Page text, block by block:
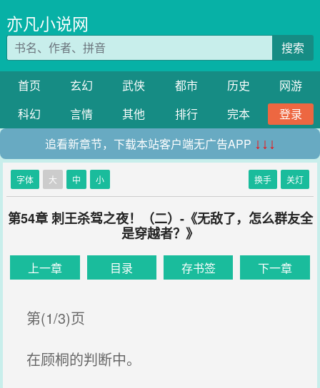
亦凡小说网
搜索
首页 玄幻 武侠 都市 历史
网游
科幻
言情 其他 排行 完本
登录
追看新章节，下载本站客户端无广告APP ↓↓↓
字体 大 中 小 换手 关灯
第54章 刺王杀驾之夜！（二）-《无敌了，怎么群友全
是穿越者？》
上一章 目录 存书签 下一章
第(1/3)页
在顾桐的判断中。